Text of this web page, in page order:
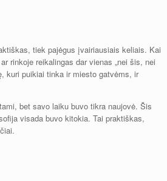
tiek pajėgus įvairiausiais keliais. Kai
rinkoje reikalingas dar vienas „nei šis, nei
kuri puikiai tinka ir miesto gatvėms, ir
bet savo laiku buvo tikra naujovė. Šis
visada buvo kitokia. Tai praktiškas,